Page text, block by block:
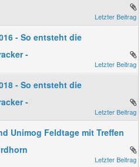
- So entsteht die
-
- So entsteht die
-
Unimog Feldtage mit Treffen